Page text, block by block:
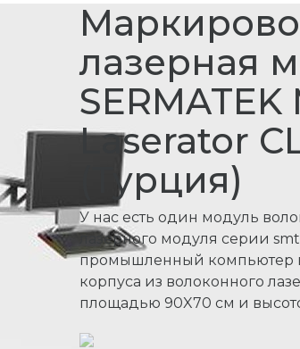
лазерная
SERMATEK
Laserator
(Турция)
​У нас есть один модуль
лазерного модуля серии
промышленный компьютер в
корпуса из волоконного
площадью 90X70 см и